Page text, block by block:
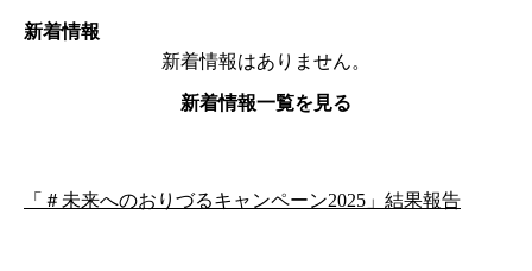
新着情報
新着情報はありません。
新着情報一覧を見る
「＃未来へのおりづるキャンペーン2025」結果報告